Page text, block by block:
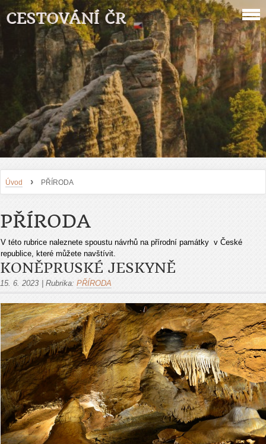
CESTOVÁNÍ ČR
Úvod › PŘÍRODA
PŘÍRODA
V této rubrice naleznete spoustu návrhů na přírodní památky v České
republice, které můžete navštívit.
KONĚPRUSKÉ JESKYNĚ
15. 6. 2023 Rubrika: PŘÍRODA